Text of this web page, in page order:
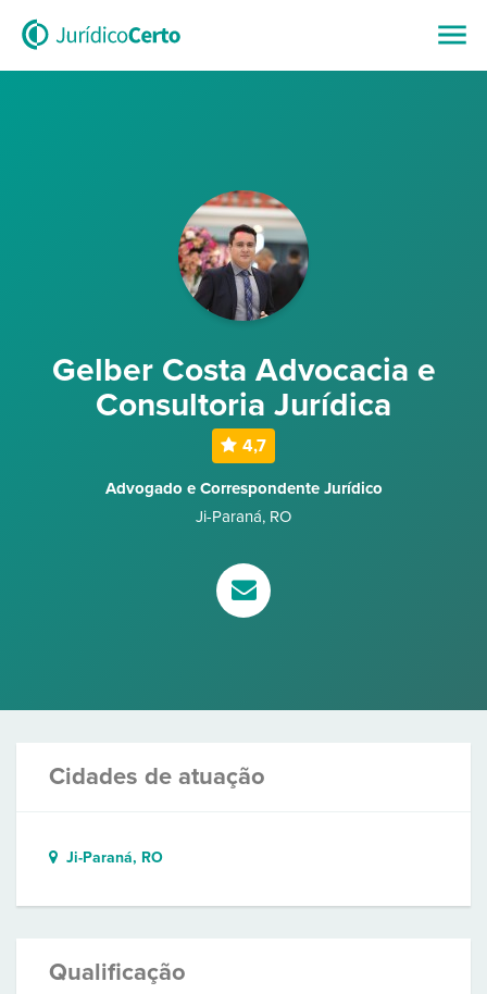
Gelber Costa Advocacia e
Consultoria Jurídica
4,7
Advogado e Correspondente Jurídico
Ji-Paraná, RO
Cidades de atuação
Ji-Paraná, RO
Qualificação